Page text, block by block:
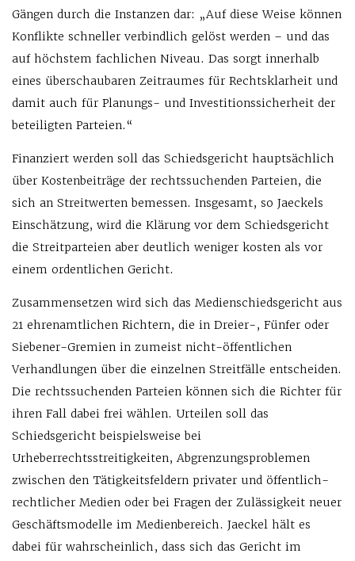
Gängen durch die Instanzen dar: „Auf diese Weise können
Konflikte schneller verbindlich gelöst werden – und das
auf höchstem fachlichen Niveau. Das sorgt innerhalb
eines überschaubaren Zeitraumes für Rechtsklarheit und
damit auch für Planungs- und Investitionssicherheit der
beteiligten Parteien.“
Finanziert werden soll das Schiedsgericht hauptsächlich
über Kostenbeiträge der rechtssuchenden Parteien, die
sich an Streitwerten bemessen. Insgesamt, so Jaeckels
Einschätzung, wird die Klärung vor dem Schiedsgericht
die Streitparteien aber deutlich weniger kosten als vor
einem ordentlichen Gericht.
Zusammensetzen wird sich das Medienschiedsgericht aus
21 ehrenamtlichen Richtern, die in Dreier-, Fünfer oder
Siebener-Gremien in zumeist nicht-öffentlichen
Verhandlungen über die einzelnen Streitfälle entscheiden.
Die rechtssuchenden Parteien können sich die Richter für
ihren Fall dabei frei wählen. Urteilen soll das
Schiedsgericht beispielsweise bei
Urheberrechtsstreitigkeiten, Abgrenzungsproblemen
zwischen den Tätigkeitsfeldern privater und öffentlich-
rechtlicher Medien oder bei Fragen der Zulässigkeit neuer
Geschäftsmodelle im Medienbereich. Jaeckel hält es
dabei für wahrscheinlich, dass sich das Gericht im